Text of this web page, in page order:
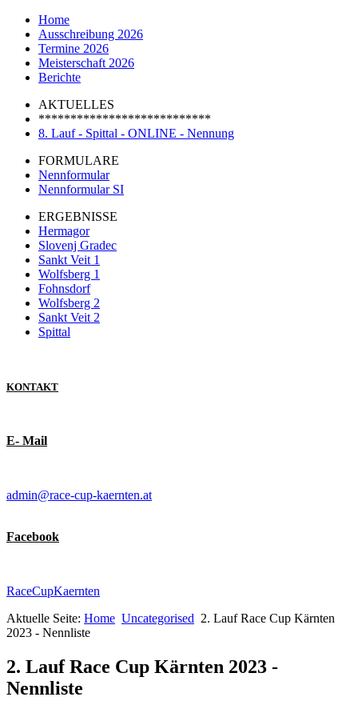
Home
Ausschreibung 2026
Termine 2026
Meisterschaft 2026
Berichte
AKTUELLES
***************************
8. Lauf - Spittal - ONLINE - Nennung
FORMULARE
Nennformular
Nennformular SI
ERGEBNISSE
Hermagor
Slovenj Gradec
Sankt Veit 1
Wolfsberg 1
Fohnsdorf
Wolfsberg 2
Sankt Veit 2
Spittal
KONTAKT
E- Mail
admin@race-cup-kaernten.at
Facebook
RaceCupKaernten
Aktuelle Seite: Home Uncategorised 2. Lauf Race Cup Kärnten
2023 - Nennliste
2. Lauf Race Cup Kärnten 2023 -
Nennliste